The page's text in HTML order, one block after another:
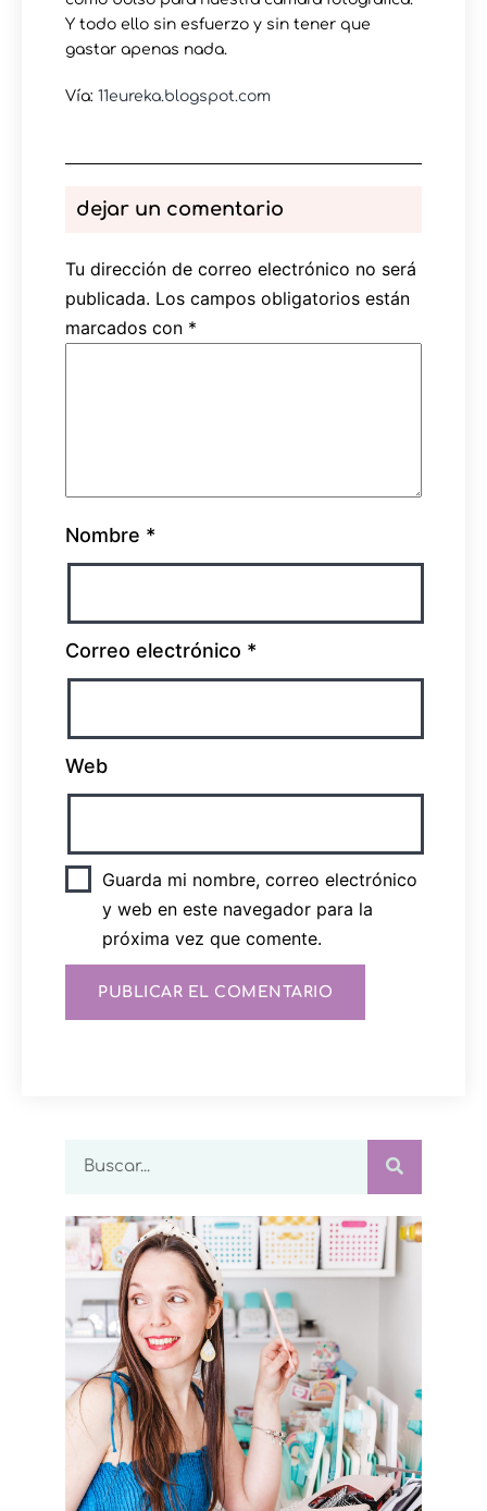
Y todo ello sin esfuerzo y sin tener que
gastar apenas nada.
Vía: 11eureka.blogspot.com
dejar un comentario
Tu dirección de correo electrónico no será
publicada. Los campos obligatorios están
marcados con *
Nombre *
Correo electrónico *
Web
Guarda mi nombre, correo electrónico
y web en este navegador para la
próxima vez que comente.